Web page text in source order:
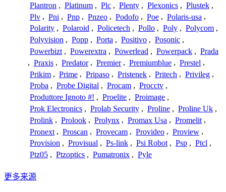
Plantron , Platinum , Plc , Plenty , Plexonics , Plustek ,
Plv , Pni , Pnp , Pnzeo , Podofo , Poe , Polaris-usa ,
Polarity , Polaroid , Policetech , Pollo , Poly , Polycom ,
Polyvision , Popp , Porta , Positivo , Posonic ,
Powerbizt , Powerextra , Powerlead , Powerpack , Prada
, Praxis , Predator , Premier , Premiumblue , Prestel ,
Prikim , Prime , Pripaso , Pristenek , Pritech , Privileg ,
Proba , Probe Digital , Procam , Procctv ,
Produttore Ignoto #! , Proelite , Proimage ,
Prok Electronics , Prolab Security , Proline , Proline Uk ,
Prolink , Prolook , Prolynx , Promax Usa , Promelit ,
Pronext , Proscan , Provecam , Provideo , Proview ,
Provision , Provisual , Ps-link , Psi Robot , Psp , Ptcl ,
Ptz05 , Ptzoptics , Pumatronix , Pyle
更多来源